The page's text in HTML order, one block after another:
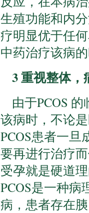
生殖功能和内
疗明显优于任
中药治疗该病
3 重视整体
由于PCOS
该病时，不论
PCOS患者一
要再进行治疗
受孕就是硬道
PCOS是一种
病，患者存在